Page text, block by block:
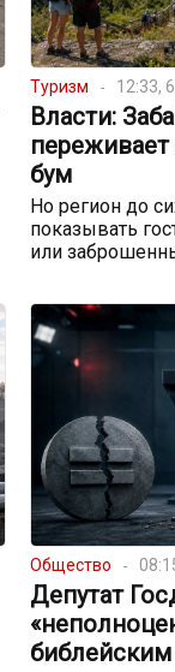
Туризм 12:33,
Власти:
переживает
бум
Но регион до
показывать
или
Общество
Депутат